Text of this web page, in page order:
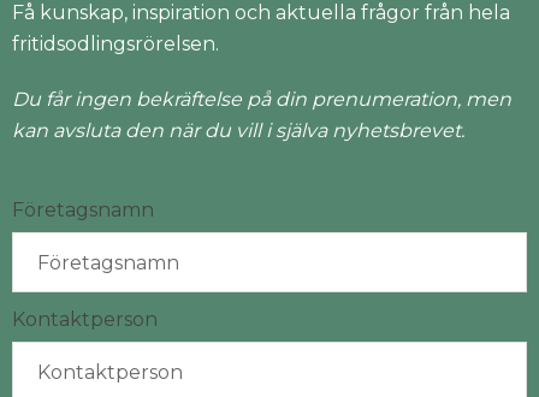
Få kunskap, inspiration och aktuella frågor från hela
fritidsodlingsrörelsen.
Du får ingen bekräftelse på din prenumeration, men
kan avsluta den när du vill i själva nyhetsbrevet.
Företagsnamn
Kontaktperson